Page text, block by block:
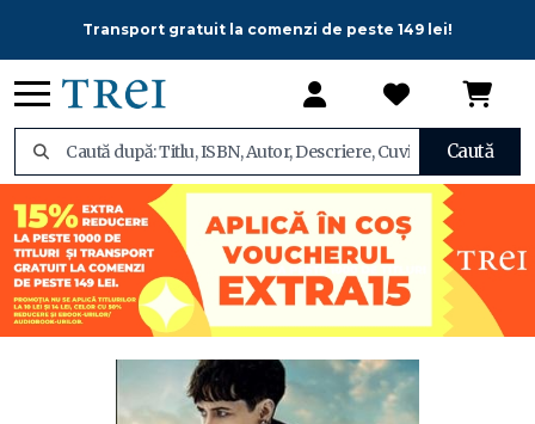
Transport gratuit la comenzi de peste 149 lei!
Caută